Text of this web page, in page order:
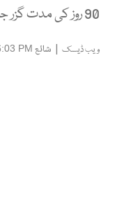
90 روز کی مدت گزر جانے کے بعد ان نگران حکومتوں کی حیثیت غاصبوں کی سی ہے، فواد چودھری کا ڈاکٹر عارف علوی کو خط
ویب ڈیسک | شائع PM